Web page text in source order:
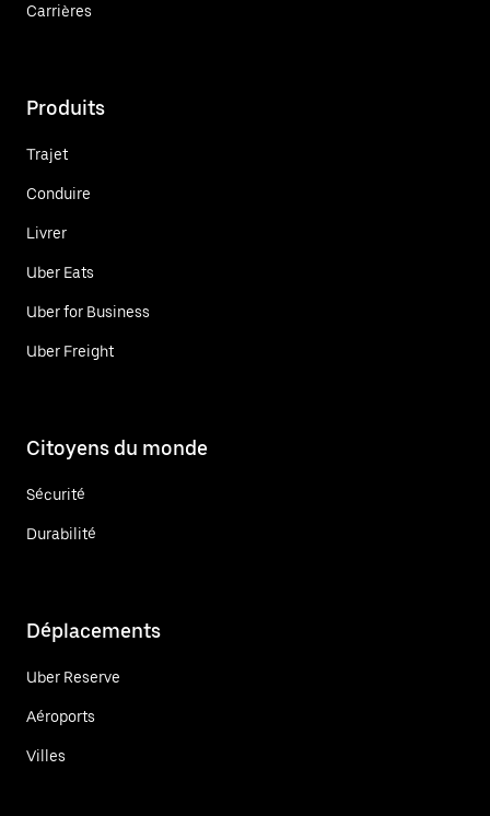
Carrières
Produits
Trajet
Conduire
Livrer
Uber Eats
Uber for Business
Uber Freight
Citoyens du monde
Sécurité
Durabilité
Déplacements
Uber Reserve
Aéroports
Villes